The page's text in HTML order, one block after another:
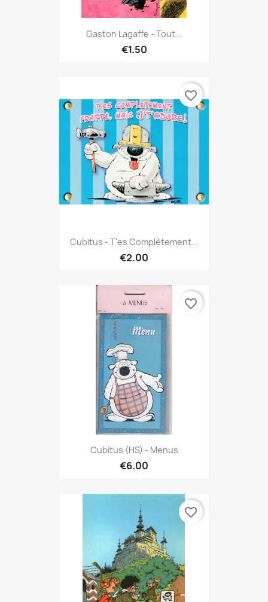
Gaston Lagaffe - Tout...
€1.50
Cubitus - T'es Complètement...
€2.00
favorite_border
Cubitus (HS) - Menus
€6.00
favorite_border
favorite_border